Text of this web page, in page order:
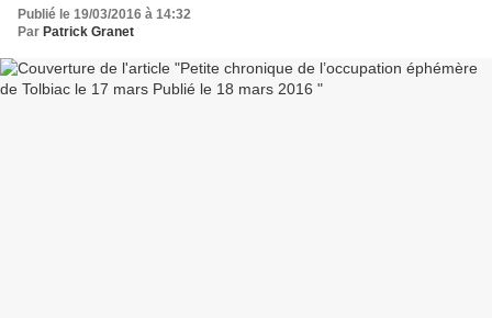
Publié le 19/03/2016 à 14:32
Par Patrick Granet